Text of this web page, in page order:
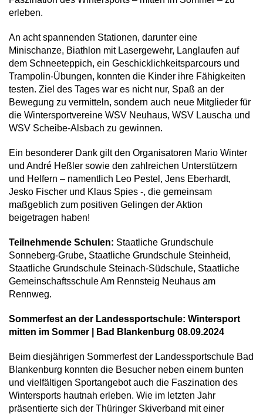
erleben.
An acht spannenden Stationen, darunter eine
Minischanze, Biathlon mit Lasergewehr, Langlaufen auf
dem Schneeteppich, ein Geschicklichkeitsparcours und
Trampolin-Übungen, konnten die Kinder ihre Fähigkeiten
testen. Ziel des Tages war es nicht nur, Spaß an der
Bewegung zu vermitteln, sondern auch neue Mitglieder für
die Wintersportvereine WSV Neuhaus, WSV Lauscha und
WSV Scheibe-Alsbach zu gewinnen.
Ein besonderer Dank gilt den Organisatoren Mario Winter
und André Heßler sowie den zahlreichen Unterstützern
und Helfern – namentlich Leo Pestel, Jens Eberhardt,
Jesko Fischer und Klaus Spies -, die gemeinsam
maßgeblich zum positiven Gelingen der Aktion
beigetragen haben!
Teilnehmende Schulen: Staatliche Grundschule
Sonneberg-Grube, Staatliche Grundschule Steinheid,
Staatliche Grundschule Steinach-Südschule, Staatliche
Gemeinschaftsschule Am Rennsteig Neuhaus am
Rennweg.
Sommerfest an der Landessportschule: Wintersport
mitten im Sommer | Bad Blankenburg 08.09.2024
Beim diesjährigen Sommerfest der Landessportschule Bad
Blankenburg konnten die Besucher neben einem bunten
und vielfältigen Sportangebot auch die Faszination des
Wintersports hautnah erleben. Wie im letzten Jahr
präsentierte sich der Thüringer Skiverband mit einer